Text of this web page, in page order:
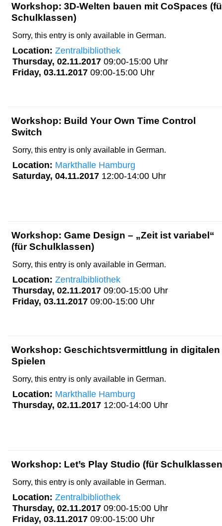
Workshop: 3D-Welten bauen mit CoSpaces
Schulklassen)
Sorry, this entry is only available in German.
Location: Zentralbibliothek
Thursday, 02.11.2017 09:00-15:00 Uhr
Friday, 03.11.2017 09:00-15:00 Uhr
Workshop: Build Your Own Time Control
Switch
Sorry, this entry is only available in German.
Location: Markthalle Hamburg
Saturday, 04.11.2017 12:00-14:00 Uhr
Workshop: Game Design – „Zeit ist variabel“
(für Schulklassen)
Sorry, this entry is only available in German.
Location: Zentralbibliothek
Thursday, 02.11.2017 09:00-15:00 Uhr
Friday, 03.11.2017 09:00-15:00 Uhr
Workshop: Geschichtsvermittlung in digitalen
Spielen
Sorry, this entry is only available in German.
Location: Markthalle Hamburg
Thursday, 02.11.2017 12:00-14:00 Uhr
Workshop: Let’s Play Studio (für
Sorry, this entry is only available in German.
Location: Zentralbibliothek
Thursday, 02.11.2017 09:00-15:00 Uhr
Friday, 03.11.2017 09:00-15:00 Uhr